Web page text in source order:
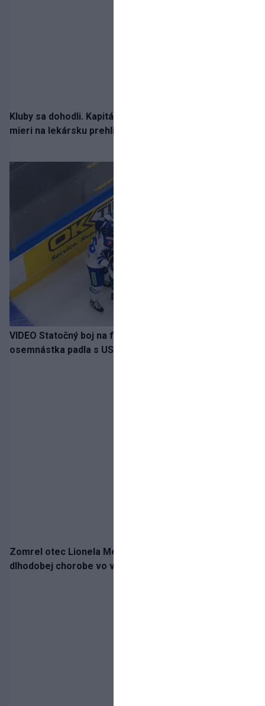
Kluby sa dohodli. Kapitán Sparty Praha Lukáš Haraslín
mieri na lekársku prehliadku
VIDEO Statočný boj na finále nestačil: Slovenská
osemnástka padla s USA a zabojuje o bronz
Zomrel otec Lionela Messiho. Jorge podľahol
dlhodobej chorobe vo veku 68 rokov